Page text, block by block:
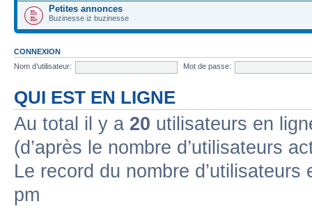
Petites annonces
Buzinesse iz buzinesse
CONNEXION
Nom d’utilisateur:
Mot de passe:
QUI EST EN LIGNE
Au total il y a 20 utilisateurs en
(d’après le nombre d’utilisateurs
Le record du nombre
pm